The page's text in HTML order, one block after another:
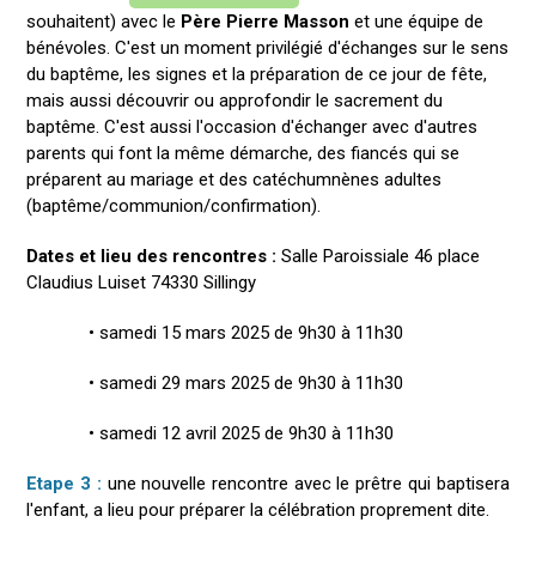
souhaitent) avec le Père Pierre Masson et une équipe de
bénévoles. C'est un moment privilégié d'échanges sur le sens
du baptême, les signes et la préparation de ce jour de fête,
mais aussi découvrir ou approfondir le sacrement du
baptême. C'est aussi l'occasion d'échanger avec d'autres
parents qui font la même démarche, des fiancés qui se
préparent au mariage et des catéchumnènes adultes
(baptême/communion/confirmation).
Dates et lieu des rencontres :Salle Paroissiale 46 place
Claudius Luiset 74330 Sillingy
• samedi 15 mars 2025 de 9h30 à 11h30
• samedi 29 mars 2025 de 9h30 à 11h30
• samedi 12 avril 2025 de 9h30 à 11h30
Etape 3 : une nouvelle rencontre avec le prêtre qui baptisera
l'enfant, a lieu pour préparer la célébration proprement dite.